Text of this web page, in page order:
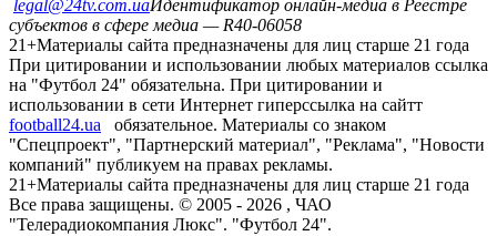
legal@24tv.com.uaИдентификатор онлайн-медиа в Реестре
субъектов в сфере медиа — R40-06058
21+Материалы сайта предназначены для лиц старше 21 года
При цитировании и использовании любых материалов ссылка
на "Футбол 24" обязательна. При цитировании и
использовании в сети Интернет гиперссылка на сайтт
football24.ua
обязательное. Материалы со знаком
"Спецпроект", "Партнерский материал", "Реклама", "Новости
компаний" публикуем на правах рекламы.
21+Материалы сайта предназначены для лиц старше 21 года
Все права защищены. © 2005 - 2026 , ЧАО
"Телерадиокомпания Люкс". "Футбол 24".